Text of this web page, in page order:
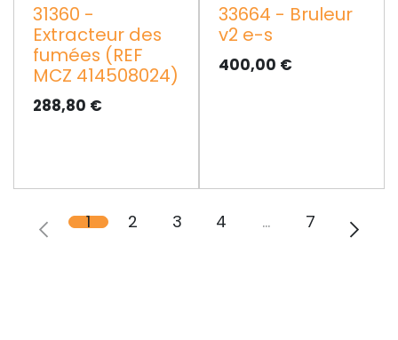
31360 -
Extracteur des
fumées (REF
MCZ 414508024)
288,80 €
33664 - Bruleur
v2 e-s
400,00 €
1 2 3 4 … 7